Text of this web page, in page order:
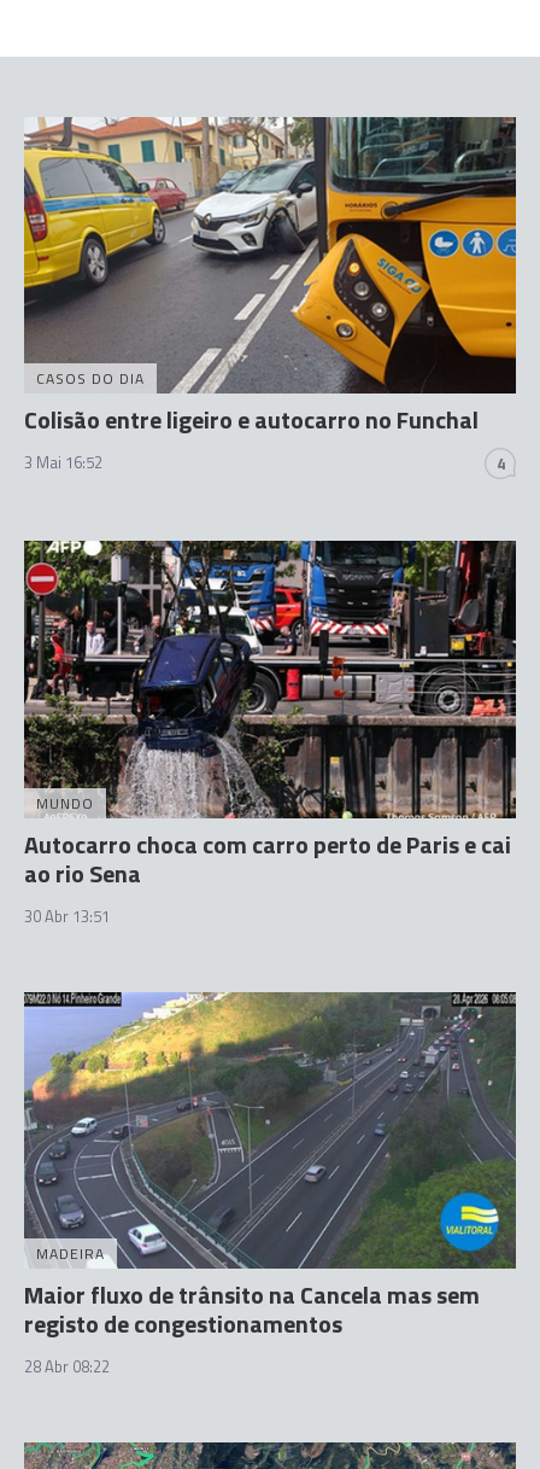
CASOS DO DIA
Colisão entre ligeiro e autocarro no Funchal
3 Mai 16:52 4
MUNDO
Autocarro choca com carro perto de Paris e cai
ao rio Sena
30 Abr 13:51
MADEIRA
Maior fluxo de trânsito na Cancela mas sem
registo de congestionamentos
28 Abr 08:22